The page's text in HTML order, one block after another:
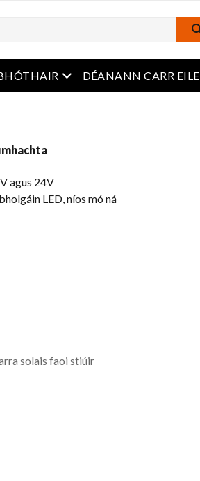
roghchlár oscailte
DÉANANN CARR EILE
agus 24V
LED, níos mó ná
solais faoi stiúir